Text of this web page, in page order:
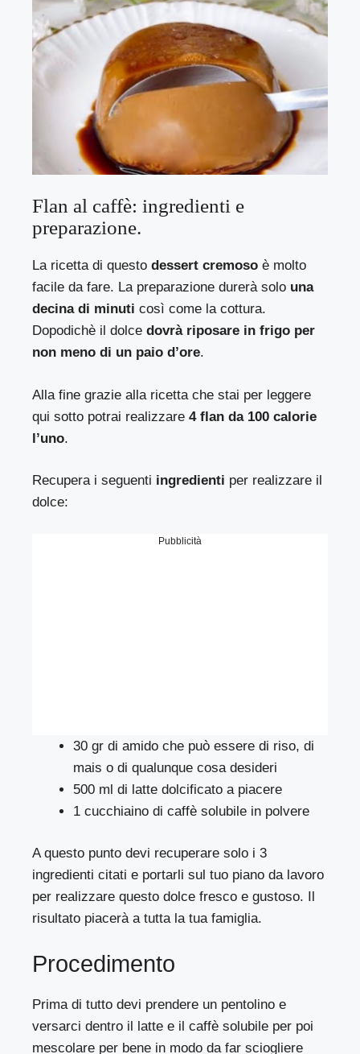
Flan al caffè: ingredienti e
preparazione.
La ricetta di questo dessert cremoso è molto
facile da fare. La preparazione durerà solo una
decina di minuti così come la cottura.
Dopodichè il dolcedovrà riposare in frigo per
non meno di un paio d’ore.
Alla fine grazie alla ricetta che stai per leggere
qui sotto potrai realizzare4 flan da 100 calorie
l’uno.
Recupera i seguenti ingredienti per realizzare il
dolce:
Pubblicità
30 gr di amido che può essere di riso, di
mais o di qualunque cosa desideri
500 ml di latte dolcificato a piacere
1 cucchiaino di caffè solubile in polvere
A questo punto devi recuperare solo i 3
ingredienti citati e portarli sul tuo piano da lavoro
per realizzare questo dolce fresco e gustoso. Il
risultato piacerà a tutta la tua famiglia.
Procedimento
Prima di tutto devi prendere un pentolino e
versarci dentro il latte e il caffè solubile per poi
mescolare per bene in modo da far sciogliere